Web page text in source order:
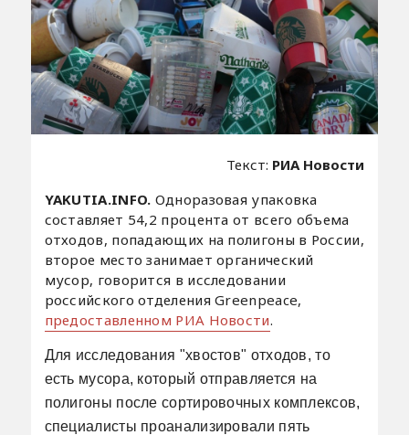
Текст: РИА Новости
YAKUTIA.INFO. Одноразовая упаковка
составляет 54,2 процента от всего объема
отходов, попадающих на полигоны в России,
второе место занимает органический
мусор, говорится в исследовании
российского отделения Greenpeace,
предоставленном РИА Новости.
Для исследования "хвостов" отходов, то
есть мусора, который отправляется на
полигоны после сортировочных комплексов,
специалисты проанализировали пять